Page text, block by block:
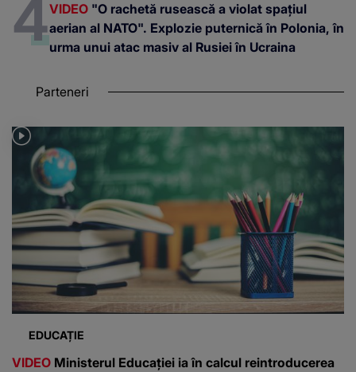
VIDEO "O rachetă rusească a violat spațiul
aerian al NATO". Explozie puternică în Polonia, în
urma unui atac masiv al Rusiei în Ucraina
Parteneri
EDUCAȚIE
VIDEO Ministerul Educației ia în calcul reintroducerea